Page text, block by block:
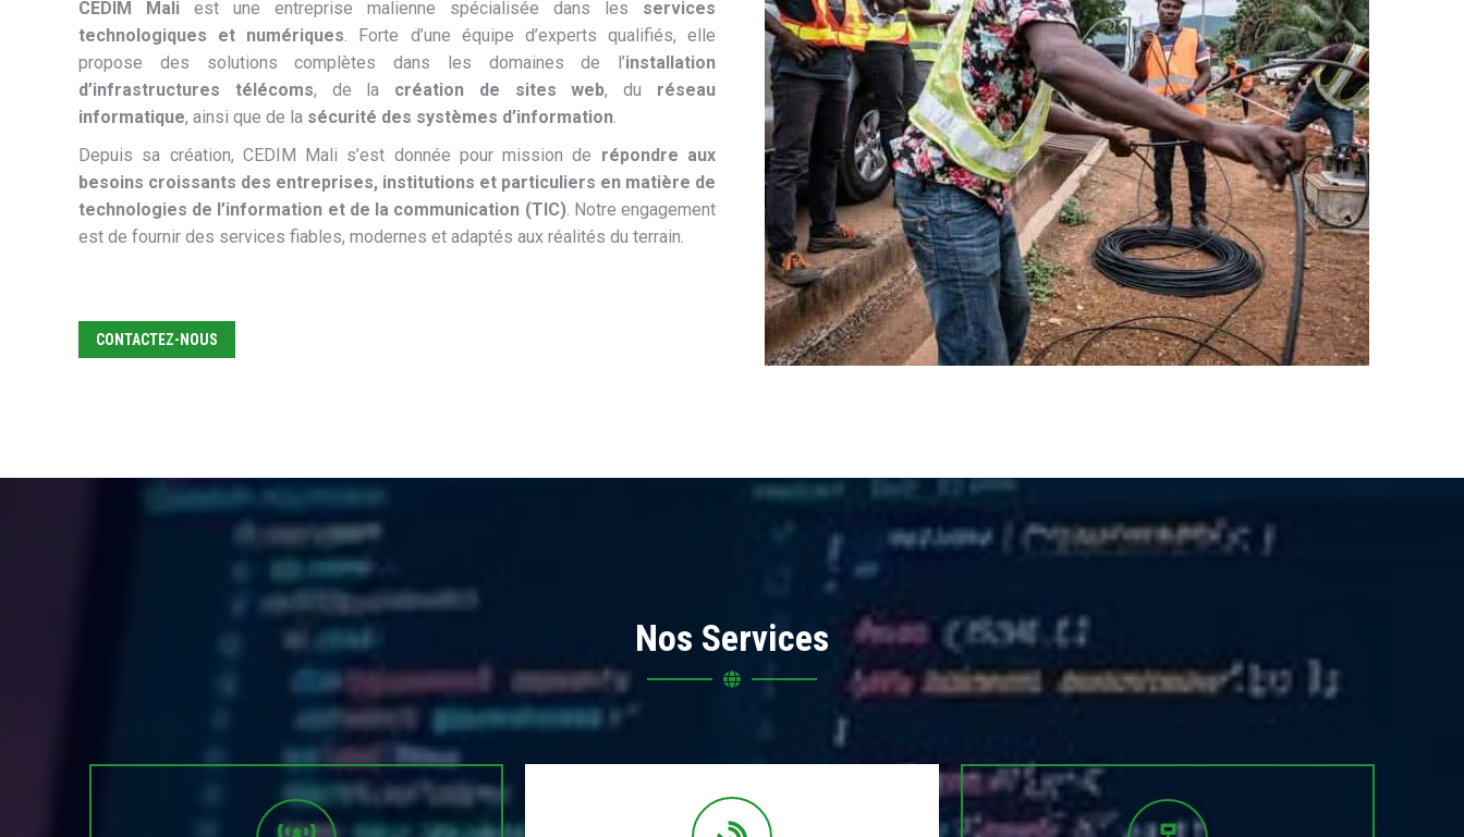
CEDIM Mali est une entreprise malienne spécialisée dans les services
technologiques et numériques. Forte d’une équipe d’experts qualifiés, elle
propose des solutions complètes dans les domaines de l’installation
d’infrastructures télécoms, de la création de sites web, du réseau
informatique, ainsi que de la sécurité des systèmes d’information.
Depuis sa création, CEDIM Mali s’est donnée pour mission de répondre aux
besoins croissants des entreprises, institutions et particuliers en matière de
technologies de l’information et de la communication (TIC). Notre engagement
est de fournir des services fiables, modernes et adaptés aux réalités du terrain.
CONTACTEZ-NOUS
Nos Services